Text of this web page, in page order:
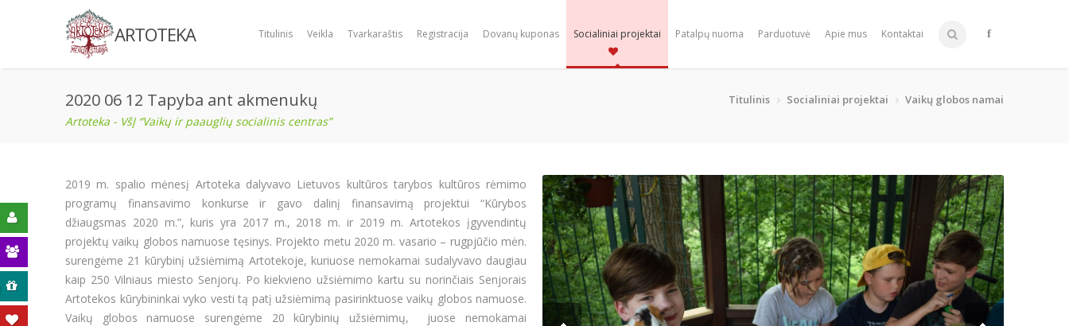
ARTOTEKA Titulinis Veikla Tvarkaraštis Registracija Dovanų kuponas Socialiniai projektai Patalpų nuoma Parduotuvė Apie mus Kontaktai
2020 06 12 Tapyba ant akmenukų
Artoteka - VšĮ “Vaikų ir paauglių socialinis centras”
Titulinis Socialiniai projektai Vaikų globos namai
2019 m. spalio mėnesį Artoteka dalyvavo Lietuvos kultūros tarybos kultūros rėmimo
programų finansavimo konkurse ir gavo dalinį finansavimą projektui “Kūrybos
džiaugsmas 2020 m.”, kuris yra 2017 m., 2018 m. ir 2019 m. Artotekos įgyvendintų
projektų vaikų globos namuose tęsinys. Projekto metu 2020 m. vasario – rugpjūčio mėn.
surengėme 21 kūrybinį užsiėmimą Artotekoje, kuriuose nemokamai sudalyvavo daugiau
kaip 250 Vilniaus miesto Senjorų. Po kiekvieno užsiėmimo kartu su norinčiais Senjorais
Artotekos kūrybininkai vyko vesti tą patį užsiėmimą pasirinktuose vaikų globos namuose.
Vaikų globos namuose surengėme 20 kūrybinių užsiėmimų, juose nemokamai